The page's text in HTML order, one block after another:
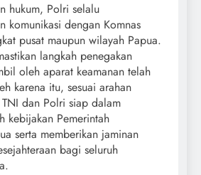
hukum, Polri selalu
komunikasi dengan Komnas
pusat maupun wilayah Papua.
langkah penegakan
oleh aparat keamanan telah
karena itu, sesuai arahan
dan Polri siap dalam
kebijakan Pemerintah
serta memberikan jaminan
bagi seluruh